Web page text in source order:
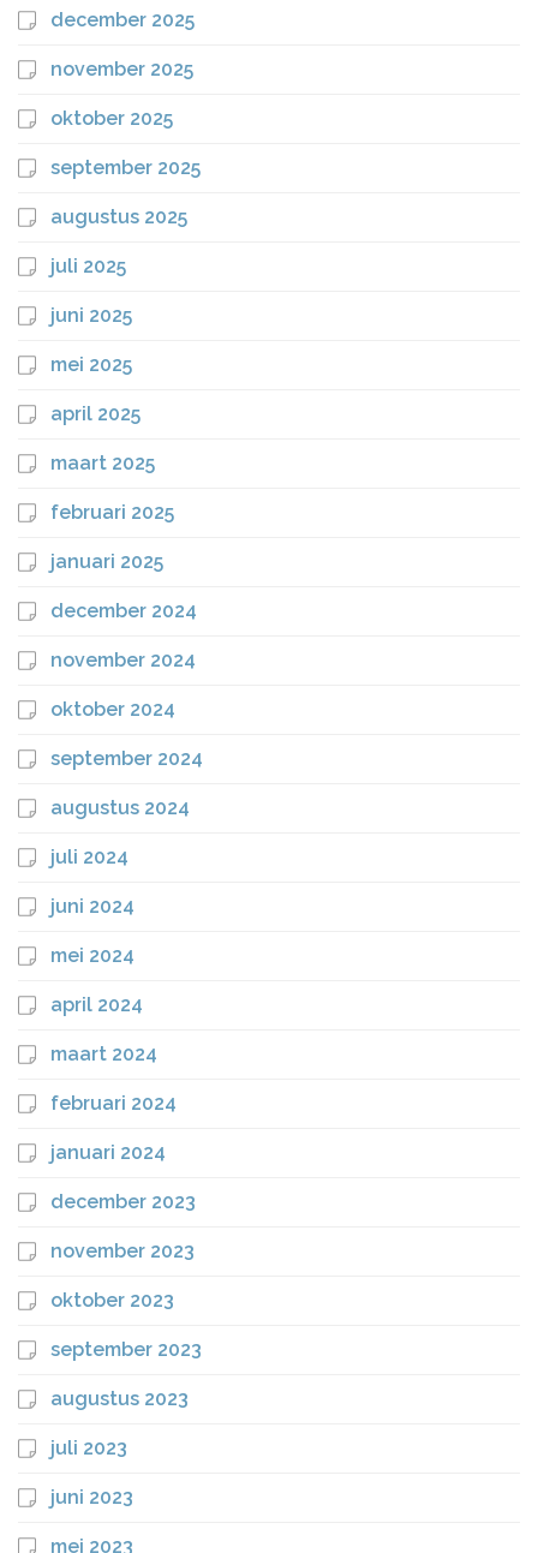
december 2025
november 2025
oktober 2025
september 2025
augustus 2025
juli 2025
juni 2025
mei 2025
april 2025
maart 2025
februari 2025
januari 2025
december 2024
november 2024
oktober 2024
september 2024
augustus 2024
juli 2024
juni 2024
mei 2024
april 2024
maart 2024
februari 2024
januari 2024
december 2023
november 2023
oktober 2023
september 2023
augustus 2023
juli 2023
juni 2023
mei 2023